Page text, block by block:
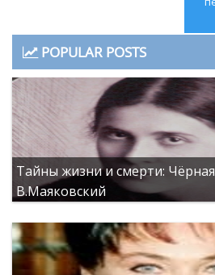
POPULAR POSTS
Тайны жизни и смерти:
В.Маяковский